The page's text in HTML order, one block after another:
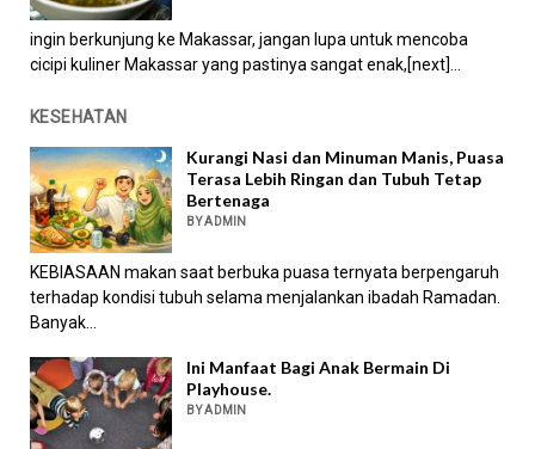
ingin berkunjung ke Makassar, jangan lupa untuk mencoba
cicipi kuliner Makassar yang pastinya sangat enak,[next]...
KESEHATAN
Kurangi Nasi dan Minuman Manis, Puasa
Terasa Lebih Ringan dan Tubuh Tetap
Bertenaga
BY ADMIN
KEBIASAAN makan saat berbuka puasa ternyata berpengaruh
terhadap kondisi tubuh selama menjalankan ibadah Ramadan.
Banyak...
Ini Manfaat Bagi Anak Bermain Di
Playhouse.
BY ADMIN